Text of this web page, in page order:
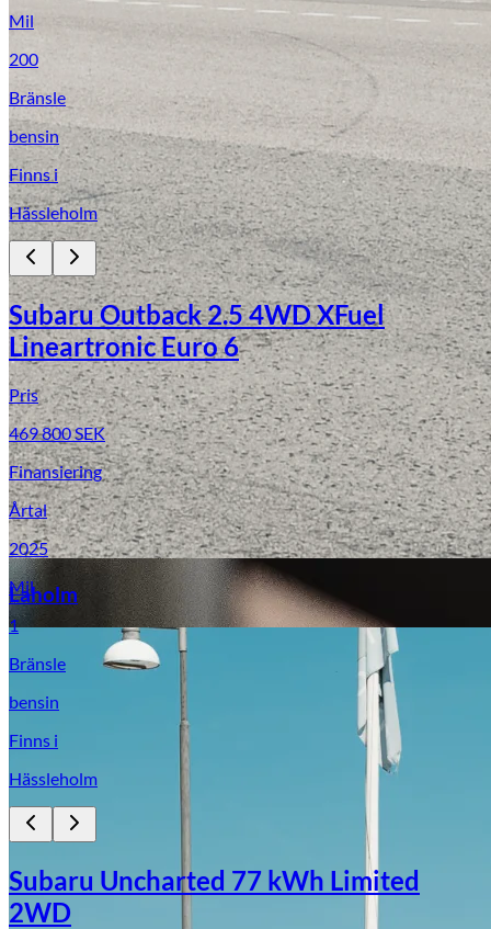
Laga stenskott
Laholm
Mil
200
Bränsle
bensin
Finns i
Hässleholm
Subaru Outback 2.5 4WD XFuel
Lineartronic Euro 6
Pris
469 800SEK
Finansiering
Årtal
2025
Mil
1
Bränsle
bensin
Finns i
Hässleholm
Subaru Uncharted 77 kWh Limited
2WD